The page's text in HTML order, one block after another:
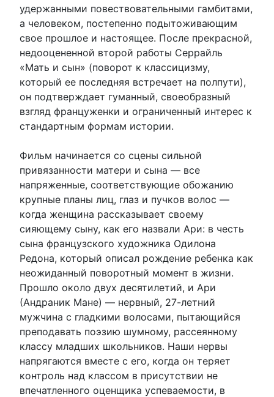
удержанными повествовательными гамбитами,
а человеком, постепенно подытоживающим
свое прошлое и настоящее. После прекрасной,
недооцененной второй работы Серрайль
«Мать и сын» (поворот к классицизму,
который ее последняя встречает на полпути),
он подтверждает гуманный, своеобразный
взгляд француженки и ограниченный интерес к
стандартным формам истории.
Фильм начинается со сцены сильной
привязанности матери и сына — все
напряженные, соответствующие обожанию
крупные планы лиц, глаз и пучков волос —
когда женщина рассказывает своему
сияющему сыну, как его назвали Ари: в честь
сына французского художника Одилона
Редона, который описал рождение ребенка как
неожиданный поворотный момент в жизни.
Прошло около двух десятилетий, и Ари
(Андраник Мане) — нервный, 27-летний
мужчина с гладкими волосами, пытающийся
преподавать поэзию шумному, рассеянному
классу младших школьников. Наши нервы
напрягаются вместе с его, когда он теряет
контроль над классом в присутствии не
впечатленного оценщика успеваемости, в